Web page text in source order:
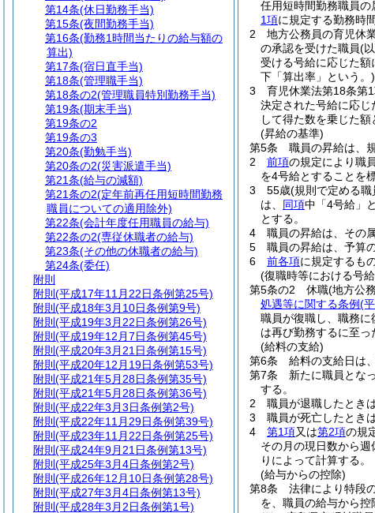
任用短時間勤務職員の
1項に規定する勤務時
2
地方公務員の育児休
の承認を受けた職員(
受ける号給に応じた額
下「算出率」という。)
3
育児休業法第18条第
決定された号給に応じ
して得た数を乗じた額
(昇給の基準)
第5条
職員の昇給は、
2
前項の規定により職
を4号給とすることを
3
55歳(規則で定める
は、 同項中「4号給」
とする。
4
職員の昇給は、その
5
職員の昇給は、予算
6
前各項に規定するも
(復職時等における号
第5条の2
休職(地方公
処遇等に関する条例(
職員が復職し、職務
は再び勤務するに至っ
(給料の支給)
第6条
給料の支給日は
第7条
新たに職員とな
する。
2
職員が退職したとき
3
職員が死亡したとき
4
第1項又は第2項の規
その月の現日数から週
りによって計算する。
(給与からの控除)
第8条
法律により特段
を、職員の給与から控
第14条(休日勤務手当)
第15条(夜間勤務手当)
第16条(勤務1時間当たりの給与額の
算出)
第17条(宿日直手当)
第18条(管理職手当)
第18条の2(管理職員特別勤務手当)
第19条(期末手当)
第19条の2
第19条の3
第20条(勤勉手当)
第20条の2(災害派遣手当)
第21条(給与の減額)
第21条の2(定年前再任用短時間勤務
職員についての適用除外)
第22条(会計年度任用職員の給与)
第22条の2(専従休職者の給与)
第23条(その他の休職者の給与)
第24条(委任)
附則
附則 (平成17年11月22日条例第25号)
附則 (平成18年3月10日条例第9号)
附則 (平成19年3月22日条例第26号)
附則 (平成19年12月7日条例第45号)
附則 (平成20年3月21日条例第15号)
附則 (平成20年12月19日条例第53号)
附則 (平成21年5月28日条例第35号)
附則 (平成21年5月28日条例第36号)
附則 (平成22年3月3日条例第2号)
附則 (平成22年11月29日条例第39号)
附則 (平成23年11月22日条例第25号)
附則 (平成24年9月21日条例第13号)
附則 (平成25年3月4日条例第2号)
附則 (平成26年12月10日条例第28号)
附則 (平成27年3月4日条例第13号)
附則 (平成28年3月2日条例第1号)